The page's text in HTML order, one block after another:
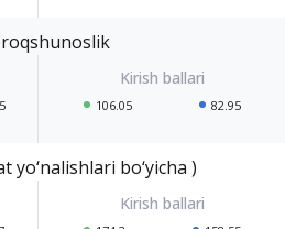
106.05 82.95
yo‘nalishlari bo‘yicha )